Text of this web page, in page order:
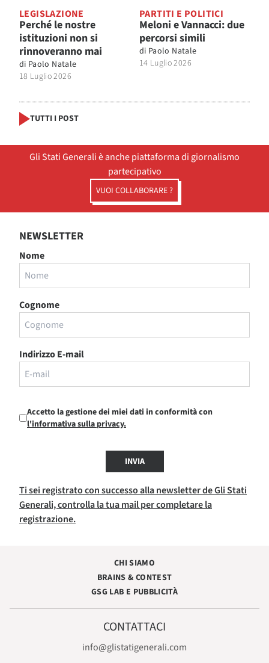
LEGISLAZIONE
Perché le nostre
istituzioni non si
rinnoveranno mai
di Paolo Natale
18 Luglio 2026
PARTITI E POLITICI
Meloni e Vannacci: due
percorsi simili
di Paolo Natale
14 Luglio 2026
TUTTI I POST
Gli Stati Generali è anche piattaforma di giornalismo
partecipativo
VUOI COLLABORARE ?
NEWSLETTER
Nome
Cognome
Indirizzo E-mail
Accetto la gestione dei miei dati in conformità con
l'informativa sulla privacy.
INVIA
Ti sei registrato con successo alla newsletter de Gli Stati
Generali, controlla la tua mail per completare la
registrazione.
CHI SIAMO
BRAINS & CONTEST
GSG LAB E PUBBLICITÀ
CONTATTACI
info@glistatigenerali.com